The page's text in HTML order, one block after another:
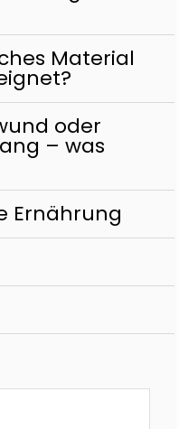
Material
oder
– was
Ernährung